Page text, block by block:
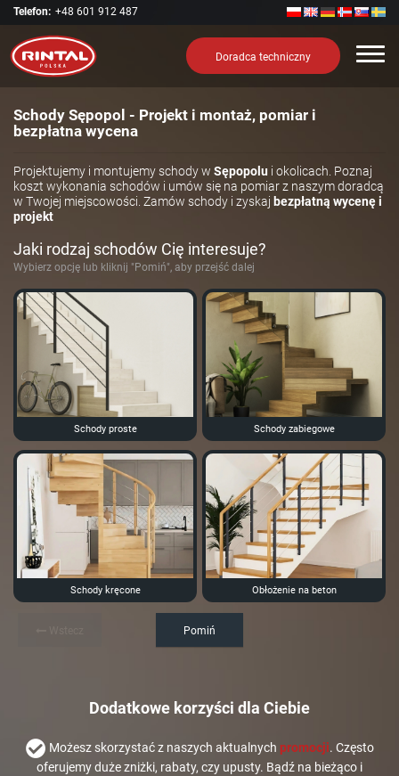
Telefon: +48 601 912 487
Doradca techniczny
Schody Sępopol - Projekt i montaż, pomiar i
bezpłatna wycena
Projektujemy i montujemy schody w Sępopolu i okolicach. Poznaj
koszt wykonania schodów i umów się na pomiar z naszym doradcą
w Twojej miejscowości. Zamów schody i zyskaj bezpłatną wycenę i
projekt
Jaki rodzaj schodów Cię interesuje?
Wybierz opcję lub kliknij "Pomiń", aby przejść dalej
Schody proste Schody zabiegowe
Schody kręcone Obłożenie na beton
Pomiń
Dodatkowe korzyści dla Ciebie
Możesz skorzystać z naszych aktualnych promocji. Często
oferujemy duże zniżki, rabaty, czy upusty. Bądź na bieżąco i